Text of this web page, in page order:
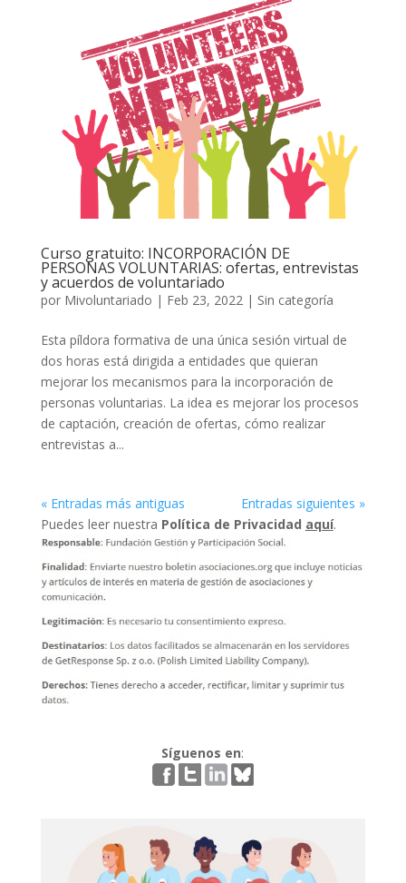
Curso gratuito: INCORPORACIÓN DE
PERSONAS VOLUNTARIAS: ofertas, entrevistas
y acuerdos de voluntariado
por Mivoluntariado | Feb 23, 2022| Sin categoría
Esta píldora formativa de una única sesión virtual de
dos horas está dirigida a entidades que quieran
mejorar los mecanismos para la incorporación de
personas voluntarias. La idea es mejorar los procesos
de captación, creación de ofertas, cómo realizar
entrevistas a...
« Entradas más antiguas
Entradas siguientes »
Puedes leer nuestra Política de Privacidad aquí.
Síguenos en: